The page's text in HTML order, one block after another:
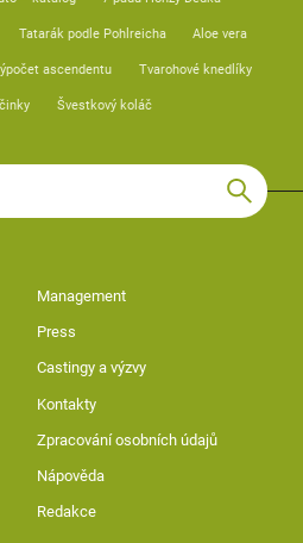
Tatarák podle Pohlreicha Aloe vera
ascendentu Tvarohové knedlíky
Švestkový koláč
Management
Press
Castingy a výzvy
Kontakty
Zpracování osobních údajů
Nápověda
Redakce